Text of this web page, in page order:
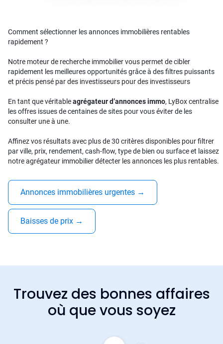
Comment sélectionner les annonces immobilières rentables
rapidement ?
Notre moteur de recherche immobilier vous permet de cibler
rapidement les meilleures opportunités grâce à des filtres puissants
et précis pensé par des investisseurs pour des investisseurs
En tant que véritableagrégateur d’annonces immo, LyBox centralise
les offres issues de centaines de sites pour vous éviter de les
consulter une à une.
Affinez vos résultats avec plus de 30 critères disponibles pour filtrer
par ville, prix, rendement, cash-flow, type de bien ou surface et laissez
notre agrégateur immobilier détecter les annonces les plus rentables.
Annonces immobilières urgentes →
Baisses de prix →
Trouvez des bonnes affaires
où que vous soyez